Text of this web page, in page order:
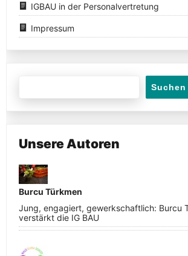
IGBAU in der Personalvertretung
Impressum
Suchen
Unsere Autoren
Burcu Türkmen
Jung, engagiert, gewerkschaftlich: Burcu
verstärkt die IG BAU